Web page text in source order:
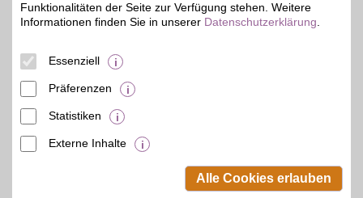
Zum Partnerprofil
5%
zooplus Gutschein
Beamten-Selbsthilfewerk GmbH.
Funktionalitäten der Seite zur Verfügung stehen. Weitere
Informationen finden Sie in unserer Datenschutzerklärung
Essenziell
Präferenzen
Statistiken
Externe Inhalte
Alle Cookies erlauben